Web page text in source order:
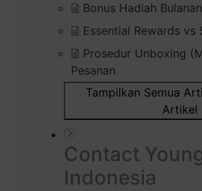
Bonus Hadiah
Essential Rewards vs
Prosedur Unboxing
Pesanan
Tampilkan Semua
Artikel
Contact
Indonesia